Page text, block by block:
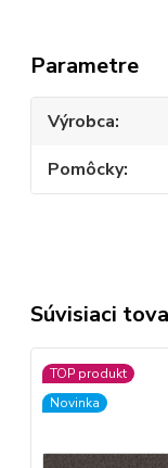
Parametre
Výrobca
Pomôcky
Súvisiaci
TOP produkt
Novinka